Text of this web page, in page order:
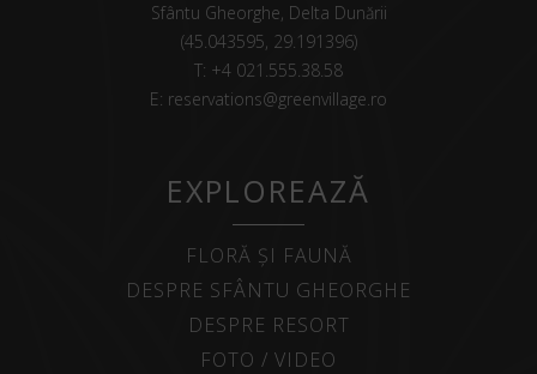
Sfântu Gheorghe, Delta Dunării
(45.043595, 29.191396)
T: +4 021.555.38.58
E: reservations@greenvillage.ro
EXPLOREAZĂ
FLORĂ ȘI FAUNĂ
DESPRE SFÂNTU GHEORGHE
DESPRE RESORT
FOTO / VIDEO